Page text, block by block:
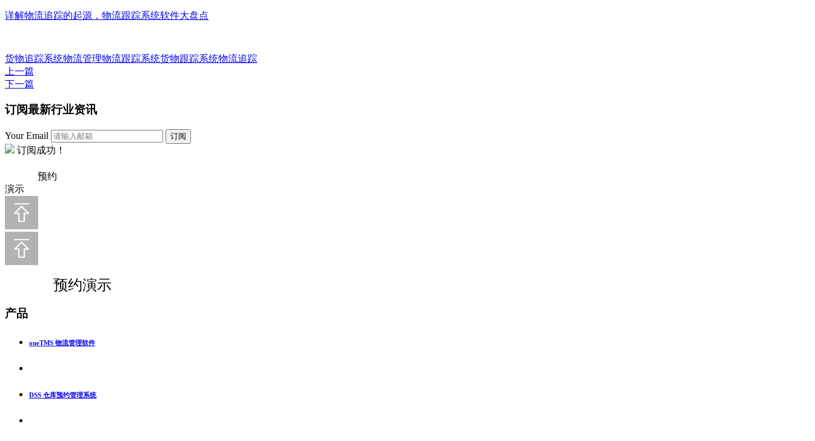
详解物流追踪的起源，物流跟踪系统软件大盘点
货物追踪系统物流管理物流跟踪系统货物跟踪系统物流追踪
上一篇
下一篇
订阅最新行业资讯
Your Email 订阅
订阅成功！
预约
演示
预约演示
产品
oneTMS 物流管理软件
DSS 仓库预约管理系统